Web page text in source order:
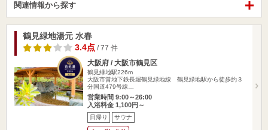
関連情報から探す
鶴見緑地湯元 水春
3.4点 / 77 件
大阪府 / 大阪市鶴見区
鶴見緑地駅226m
大阪市営地下鉄長堀鶴見緑地線 鶴見緑地駅から徒歩約３
分国道479号線…
営業時間 9:00～26:00
入浴料金 1,100円～
日帰り サウナ